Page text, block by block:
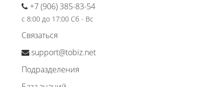
+7 (906) 385-83-54
с 8:00 до 17:00 Сб - Вс
Связаться
support@tobiz.net
Подразделения